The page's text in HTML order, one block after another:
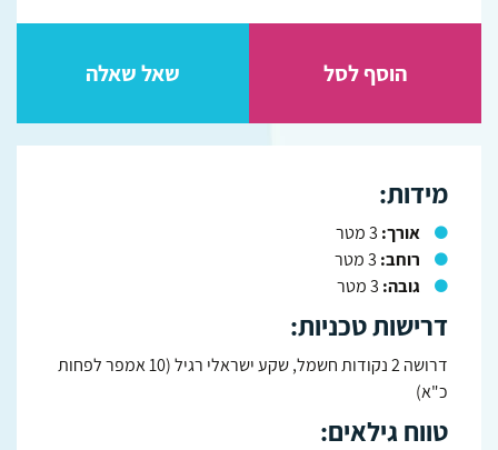
הוסף לסל שאל שאלה
מידות:
אורך:
רוחב:
גובה:
דרישות טכניות:
דרושה 2 נקודות חשמל, שקע ישראלי רגיל (10 אמפר לפחות
כ"א)
טווח גילאים: